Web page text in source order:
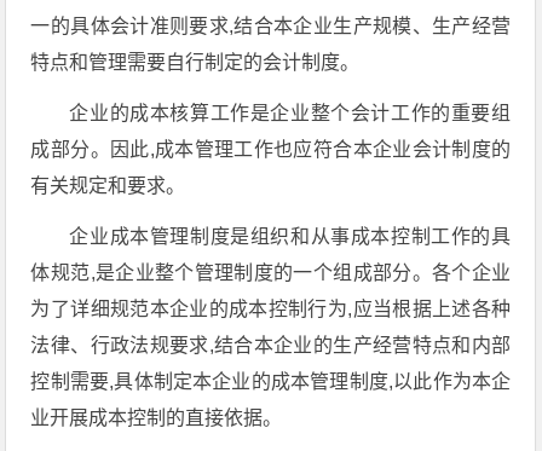
一的具体会计准则要求,结合本企业生产规模、生产经营
特点和管理需要自行制定的会计制度。
企业的成本核算工作是企业整个会计工作的重要组
成部分。因此,成本管理工作也应符合本企业会计制度的
有关规定和要求。
企业成本管理制度是组织和从事成本控制工作的具
体规范,是企业整个管理制度的一个组成部分。各个企业
为了详细规范本企业的成本控制行为,应当根据上述各种
法律、行政法规要求,结合本企业的生产经营特点和内部
控制需要,具体制定本企业的成本管理制度,以此作为本企
业开展成本控制的直接依据。